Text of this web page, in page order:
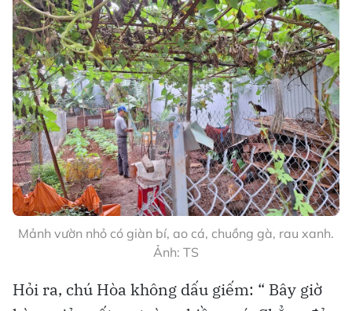
Mảnh vườn nhỏ có giàn bí, ao cá, chuồng gà, rau xanh.
Ảnh: TS
Hỏi ra, chú Hòa không dấu giếm: “ Bây giờ